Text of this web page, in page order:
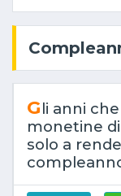
Gli anni
monetine
solo a